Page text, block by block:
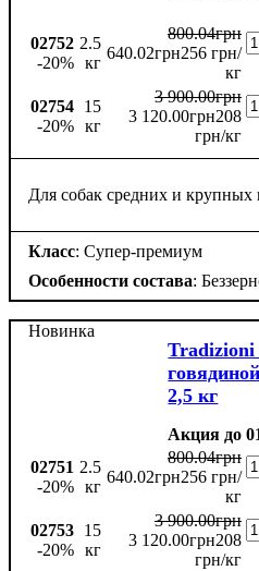
02752
-20%
2.5
кг
800.04грн
640.02грн256 грн/
кг
02754
-20%
15
кг
3 900.00грн
3 120.00грн208
грн/кг
Для собак средних и крупных
Класс: Супер-премиум
Особенности состава:
Tradizioni
2,5 кг
Акция до
Новинка
02751
-20%
2.5
кг
800.04грн
640.02грн256 грн/
кг
02753
-20%
15
кг
3 900.00грн
3 120.00грн208
грн/кг